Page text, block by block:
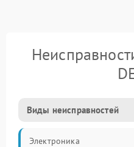
Виды неисправностей
Электроника